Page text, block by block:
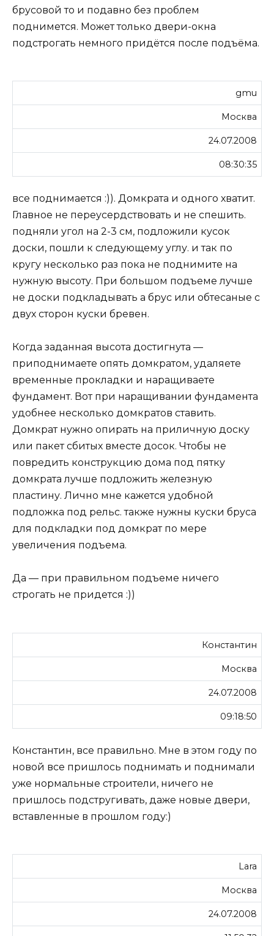
брусовой то и подавно без проблем
поднимется. Может только двери-окна
подстрогать немного придётся после подъёма.
gmu
Москва
24.07.2008
08:30:35
все поднимается :)). Домкрата и одного хватит.
Главное не переусердствовать и не спешить.
подняли угол на 2-3 см, подложили кусок
доски, пошли к следующему углу. и так по
кругу несколько раз пока не поднимите на
нужную высоту. При большом подъеме лучше
не доски подкладывать а брус или обтесаные с
двух сторон куски бревен.
Когда заданная высота достигнута —
приподнимаете опять домкратом, удаляете
временные прокладки и наращиваете
фундамент. Вот при наращивании фундамента
удобнее несколько домкратов ставить.
Домкрат нужно опирать на приличную доску
или пакет сбитых вместе досок. Чтобы не
повредить конструкцию дома под пятку
домкрата лучше подложить железную
пластину. Лично мне кажется удобной
подложка под рельс. также нужны куски бруса
для подкладки под домкрат по мере
увеличения подъема.
Да — при правильном подъеме ничего
строгать не придется :))
Константин
Москва
24.07.2008
09:18:50
Константин, все правильно. Мне в этом году по
новой все пришлось поднимать и поднимали
уже нормальные строители, ничего не
пришлось подстругивать, даже новые двери,
вставленные в прошлом году:)
Lara
Москва
24.07.2008